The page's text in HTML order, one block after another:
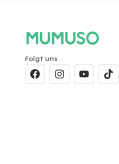
Folgt uns